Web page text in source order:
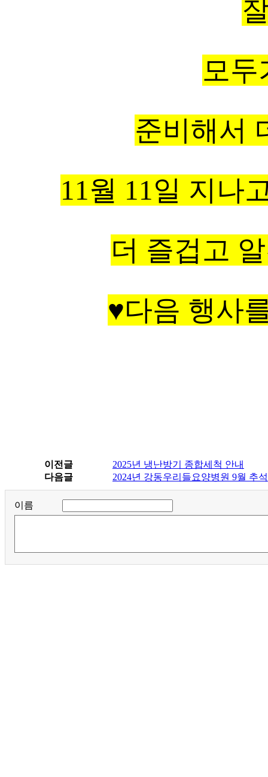
모두
준비해서
11월 11일 지나
더 즐겁고
♥다음 행사
이전글
2025년 냉난방기 종합세척 안내
다음글
2024년 강동우리들요양병원 9월 추
이름